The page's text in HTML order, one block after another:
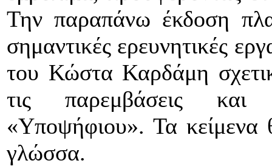
Την παραπάνω έκδοση
σημαντικές ερευνητικές
του Κώστα Καρδάμη
τις παρεμβάσεις και
«Υποψήφιου». Τα κείμενα
γλώσσα.